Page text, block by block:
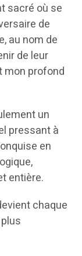
sacré où se
de
au nom de
de leur
mon profond
un
pressant à
en
entière.
chaque